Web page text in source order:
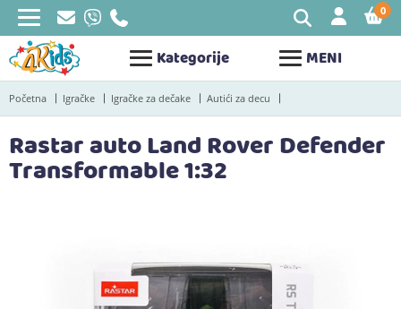
Kategorije MENI
0
Početna Igračke Igračke za dečake Autići za decu
Rastar auto Land Rover Defender
Transformable 1:32